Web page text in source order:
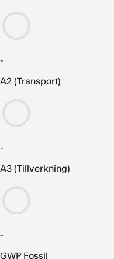
-
A2 (Transport)
-
A3 (Tillverkning)
-
GWP Fossil